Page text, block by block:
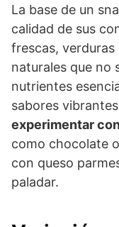
La base de un
calidad de sus
frescas,
naturales que no
nutrientes
sabores
experimentar
como chocolate
con queso
paladar.